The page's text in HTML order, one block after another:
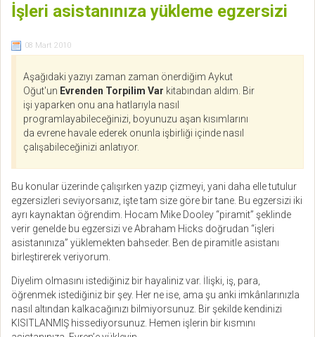
İşleri asistanınıza yükleme egzersizi
08 Mart 2010
Aşağıdaki yazıyı zaman zaman önerdiğim Aykut
Oğut'un Evrenden Torpilim Var kitabından aldım. Bir
işi yaparken onu ana hatlarıyla nasıl
programlayabileceğinizi, boyunuzu aşan kısımlarını
da evrene havale ederek onunla işbirliği içinde nasıl
çalışabileceğinizi anlatıyor.
Bu konular üzerinde çalışırken yazıp çizmeyi, yani daha elle tutulur
egzersizleri seviyorsanız, işte tam size göre bir tane. Bu egzersizi iki
ayrı kaynaktan öğrendim. Hocam Mike Dooley “piramit” şeklinde
verir genelde bu egzersizi ve Abraham Hicks doğrudan “işleri
asistanınıza” yüklemekten bahseder. Ben de piramitle asistanı
birleştirerek veriyorum.
Diyelim olmasını istediğiniz bir hayaliniz var. İlişki, iş, para,
öğrenmek istediğiniz bir şey. Her ne ise, ama şu anki imkânlarınızla
nasıl altından kalkacağınızı bilmiyorsunuz. Bir şekilde kendinizi
KISITLANMIŞ hissediyorsunuz. Hemen işlerin bir kısmını